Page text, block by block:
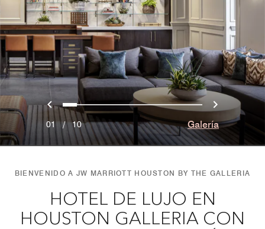
Anterior
0 1 2 3 4 5 6 7 8 9
01 /10 Galería
BIENVENIDO A JW MARRIOTT HOUSTON BY THE GALLERIA
HOTEL DE LUJO EN
HOUSTON GALLERIA CON